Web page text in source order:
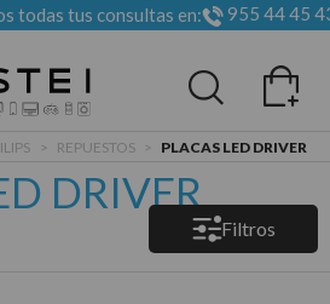
todas tus consultas en: 955 44 45
> REPUESTOS > PLACAS LED DRIVER
DRIVER
Filtros